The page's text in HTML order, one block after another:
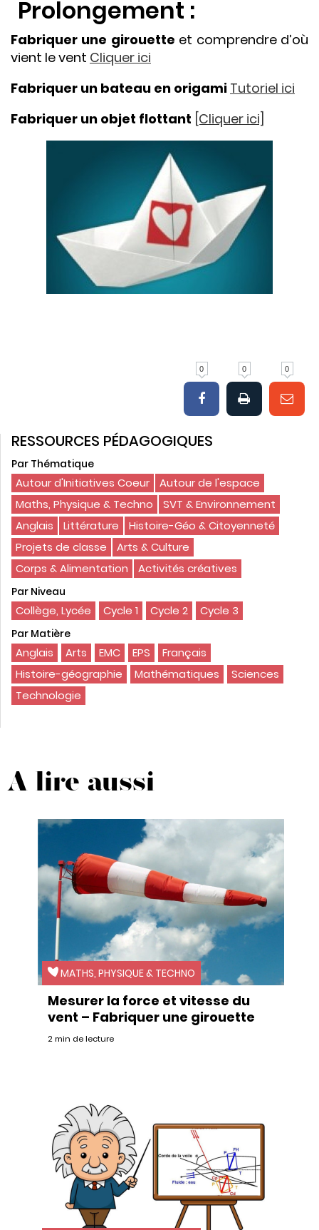
Prolongement :
Fabriquer une girouette et comprendre d’où
vient le vent Cliquer ici
Fabriquer un bateau en origami Tutoriel ici
Fabriquer un objet flottant [Cliquer ici]
0 0 0
RESSOURCES PÉDAGOGIQUES
Par Thématique
Autour d'Initiatives Coeur
Autour de l'espace
Maths, Physique & Techno
SVT & Environnement
Anglais
Littérature
Histoire-Géo & Citoyenneté
Projets de classe
Arts & Culture
Corps & Alimentation
Activités créatives
Par Niveau
Collège, Lycée Cycle 1 Cycle 2 Cycle 3
Par Matière
Anglais Arts EMC EPS
Français
Histoire-géographie
Mathématiques
Sciences
Technologie
A lire aussi
MATHS, PHYSIQUE & TECHNO
Mesurer la force et vitesse du
vent – Fabriquer une girouette
2 min de lecture